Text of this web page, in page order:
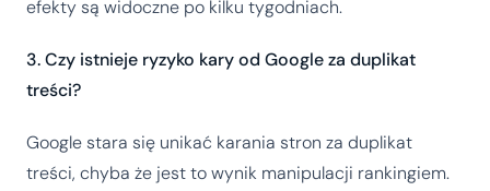
efekty są widoczne po kilku tygodniach.
3. Czy istnieje ryzyko kary od Google za duplikat
treści?
Google stara się unikać karania stron za duplikat
treści, chyba że jest to wynik manipulacji rankingiem.